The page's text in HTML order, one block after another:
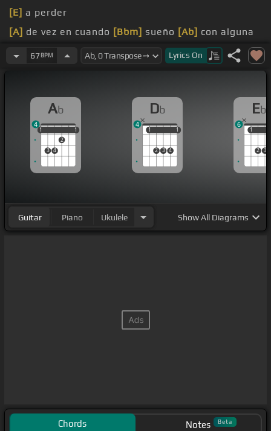
[E] a perder
[A] de vez en cuando [Bbm] sueño [Ab] con alguna
locura y no quiero despertar
cuando buscas mis ojos y preguntas cómo
de rabia y de celos pero nunca te lo dejo
saber
67BPM Lyrics On
Ab
1
3 4
2
1
1 1
4
Db
1
2 3 4
1
1 1
4
Eb
1
2 3
1
6
Guitar Piano Ukulele ShowAll Diagrams
Chords Notes Beta